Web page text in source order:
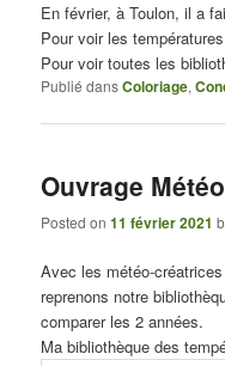
En février, à Toulon, il a
Pour voir les
Pour voir toutes les
Publié dansColoriage,
Ouvrage
Posted on11 février 2021
Avec les météo-
reprenons notre
comparer les 2 années.
Ma bibliothèque des